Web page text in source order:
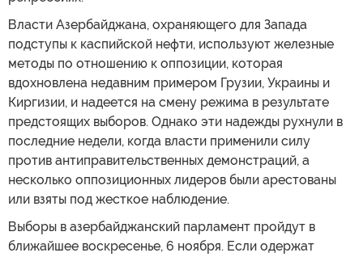
Власти Азербайджана, охраняющего для Запада
подступы к каспийской нефти, используют железные
методы по отношению к оппозиции, которая
вдохновлена недавним примером Грузии, Украины и
Киргизии, и надеется на смену режима в результате
предстоящих выборов. Однако эти надежды рухнули в
последние недели, когда власти применили силу
против антиправительственных демонстраций, а
несколько оппозиционных лидеров были арестованы
или взяты под жесткое наблюдение.
Выборы в азербайджанский парламент пройдут в
ближайшее воскресенье, 6 ноября. Если одержат